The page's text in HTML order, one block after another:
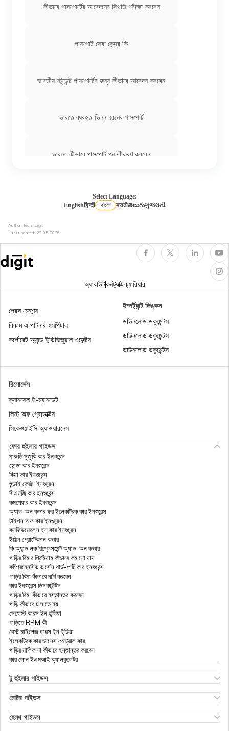
কীভাবে পাসপোর্টের আবেদনের স্থিতি পরীক্ষা করবেন
পাসপোর্ট সেবা কেন্দ্র কি
ভারতীয় স্টুডেন্ট পাসপোর্টের জন্য কীভাবে আবেদন করবেন
ভারতে ব্যবহৃত ভিন্ন ধরনের পাসপোর্ট
ভারতে কীভাবে পাসপোর্ট পুনর্নবীকরণ করবেন
পাসপোর্ট রিইস্যু করা
ভারতে কীভাবে পাসপোর্টের পুলিশ ভেরিফিকেশন করা হয়
একটি পাসপোর্টের জন্য একটি RTI আবেদন কীভাবে ফাইল
কিভাবে পাসপোর্টে স্বামী/ স্ত্রীর নাম যুক্ত করবেন
ভারতীয় কূটনৈতিক পাসপোর্ট
কীভাবে পাসপোর্টে নাম এবং ঠিকানা পরিবর্তন করবেন
Select Language:
Englishहिन्दी বাংলা मराठीతెలుగుગુજરાતી
Author: Team Digit
Last updated: 22-05-2026
অ্যাবাউটকনট্যাক্টক্যারিয়ার
রিসোর্সেস
ক্যানসেল ই-ম্যানডেট
লিস্ট অফ প্রোডাক্টস
সিকেওয়াইসি অ্যাওয়ারনেস
প্রেস মেনশন্স
বিকাম এ পার্টনার হসপিটাল
কর্পোরেট অ্যান্ড ইন্ডিভিজুয়াল এজেন্টস
ইম্পর্ট্যান্ট লিঙ্কস
ডাউনলোড ডকুমেন্টস
ডাউনলোড ডকুমেন্টস
ডাউনলোড ডকুমেন্টস
ফোর হুইলার গাইডস
মারুতি সুজুকি কার ইনশুরেন্স
হোন্ডা কার ইনশুরেন্স
কিয়া কার ইনশুরেন্স
হুন্ডাই ক্রেটা ইনশুরেন্স
সিএনজি কার ইনশুরেন্স
কমপেয়ার কার ইনশুরেন্স
অ্যাড-অন কভার ফর ইলেকট্রিক কার ইনশুরেন্স
টাইপস অফ কার ইনশুরেন্স
কনজিউমেবলস ইন কার ইনশুরেন্স
ইঞ্জিন প্রোটেকশন কভার
কি অ্যান্ড লক রিপ্লেসমেন্ট অ্যাড-অন কভার
গাড়ির বিমার প্রিমিয়াম কীভাবে কমানো যায়
কম্প্রিহেনসিভ ভার্সেস থার্ড-পার্টি কার ইনশুরেন্স
গাড়ির বিমা কীভাবে দাবি করবেন
কার ইনশুরেন্স ডিসকাউন্টস
গাড়ির বিমা কীভাবে হস্তান্তর করবেন
গাড়ি কীভাবে চালাতে হয়
সেফেস্ট কারস ইন ইন্ডিয়া
গাড়িতে RPM কী
বেস্ট মাইলেজ কারস ইন ইন্ডিয়া
ইলেকট্রিক কার ভার্সেস পেট্রোল কার
গাড়ির মালিকানা কীভাবে হস্তান্তর করবেন
কার লোন ইএমআই ক্যালকুলেটর
টু হুইলার গাইডস
এথার এনার্জি বাইক ইনসুরেন্স
হিরো এইচএফ ডিলাক্স ইনসুরেন্স
রয়্যাল এনফিল্ড ক্লাসিক ইনসুরেন্স
মোটর গাইডস
টাইপস অফ মোটর ইনসুরেন্স
হেলথ গাইডস